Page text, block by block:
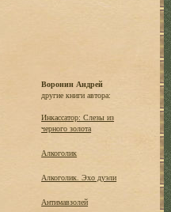
Воронин Андрей
другие книги автора:
Инкассатор: Слезы из
черного золота
Алкоголик
Алкоголик. Эхо дуэли
Антимавзолей